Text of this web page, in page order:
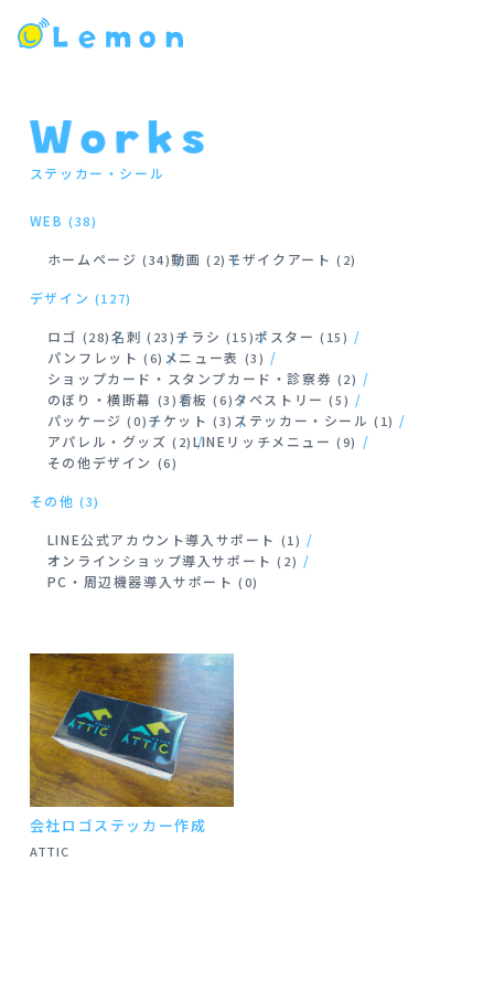
ステッカー・シール
WEB(38)
ホームページ(34)動画(2) モザイクアート (2)
デザイン (127)
ロゴ (28)名刺 (23)チラシ (15)ポスター(15)
パンフレット(6) メニュー表 (3)
ショップカード・スタンプカード・診察券 (2)
のぼり・横断幕 (3) 看板(6)タペストリー(5)
パッケージ(0)チケット(3) ステッカー・シール(1)
アパレル・グッズ(2)LINEリッチメニュー(9)
その他デザイン (6)
その他(3)
LINE公式アカウント導入サポート (1)
オンラインショップ導入サポート(2)
PC・周辺機器導入サポート(0)
会社ロゴステッカー作成
ATTIC